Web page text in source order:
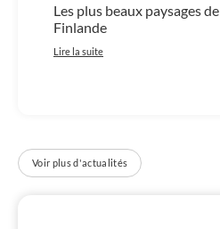
Les plus beaux paysages de
Finlande
Lire la suite
Voir plus d'actualités